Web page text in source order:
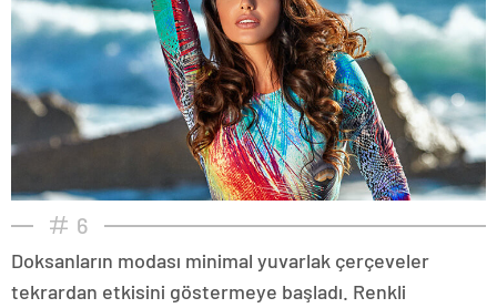
6
Doksanların modası minimal yuvarlak çerçeveler
tekrardan etkisini göstermeye başladı. Renkli